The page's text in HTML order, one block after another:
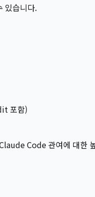
있습니다.
포함)
Code 관여에 대한